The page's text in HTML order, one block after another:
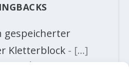
gespeicherter
Kletterblock- […]